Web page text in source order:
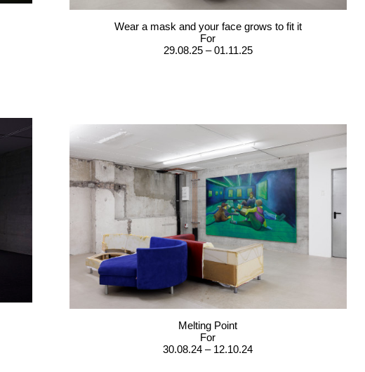
Wear a mask and your face grows to fit it
For
29.08.25 – 01.11.25
Melting Point
For
30.08.24 – 12.10.24